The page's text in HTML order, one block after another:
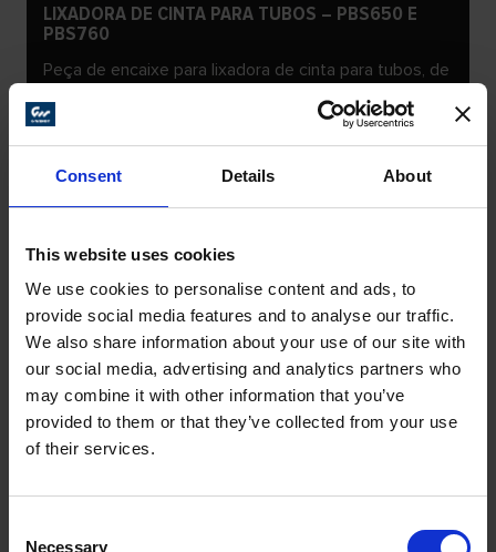
Consent Details About
This website uses cookies
We use cookies to personalise content and ads, to
provide social media features and to analyse our traffic.
We also share information about your use of our site with
our social media, advertising and analytics partners who
may combine it with other information that you’ve
provided to them or that they’ve collected from your use
of their services.
Necessary
LIXADORA DE CINTA PARA TUBOS – PBS650 E
PBS760
Peça de encaixe para lixadora de cinta para tubos, de
lixadora de cinta e de esmerilhadeira de solda em
ângulo – sempre a máxima flexibilidade para o
utilizador. Com o nosso leque de ampliação, pode
transformar a FPM230 numa solução 5 em 1.